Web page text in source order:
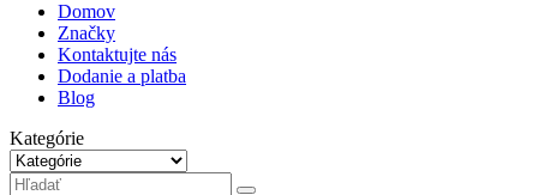
Domov
Značky
Kontaktujte nás
Dodanie a platba
Blog
Kategórie